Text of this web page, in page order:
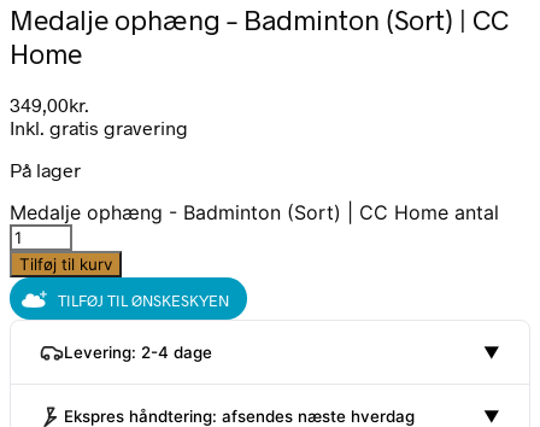
Medalje ophæng – Badminton (Sort) | CC
Home
349,00kr.
Inkl. gratis gravering
På lager
Medalje ophæng - Badminton (Sort) | CC Home antal
Tilføj til kurv
TILFØJ TIL ØNSKESKYEN
Levering: 2-4 dage ▼
Ekspres håndtering: afsendes næste hverdag ▼